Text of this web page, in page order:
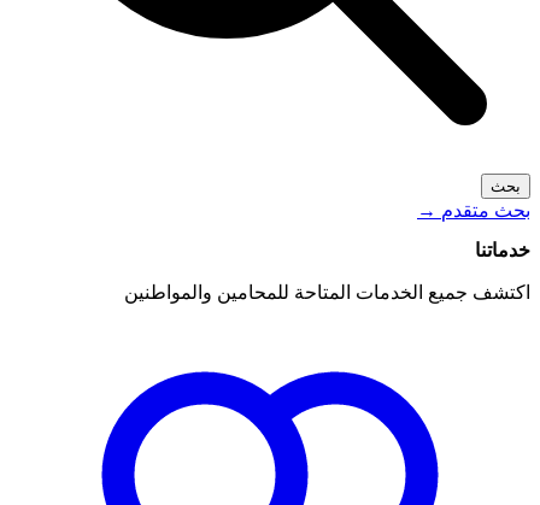
بحث
بحث متقدم →
خدماتنا
اكتشف جميع الخدمات المتاحة للمحامين والمواطنين